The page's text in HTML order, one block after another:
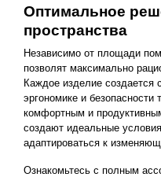
Оптимальное
пространства
Независимо от площади
позволят максимально
Каждое изделие создается
эргономике и безопасности
комфортным и
создают идеальные
адаптироваться к
Ознакомьтесь с полным